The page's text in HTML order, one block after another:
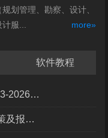
划管理、勘察、设计、
服...
more»
软件教程
GBT5973-2006与更新后GBT5973-2026区别你知道几点？
2026年建设项目土地要素保障政策及报批流程